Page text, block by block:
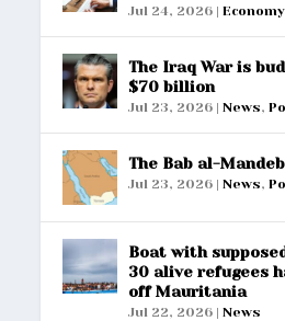
Jul 24, 2026 |Economy
The Iraq War is
$70 billion
Jul 23, 2026 |News,
The Bab al-
Jul 23, 2026 |News,
Boat with
30 alive refugees
off Mauritania
Jul 22, 2026 |News